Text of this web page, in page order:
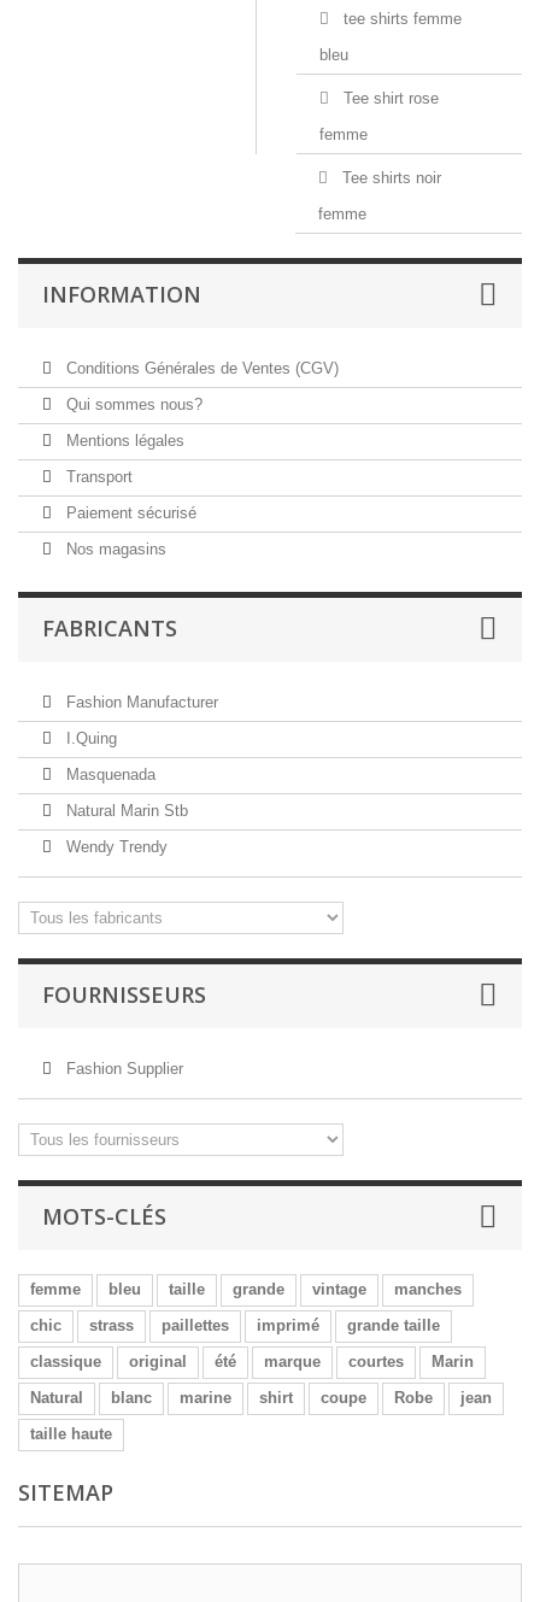
tee shirts femme
bleu
Tee shirt rose
femme
Tee shirts noir
femme
INFORMATION
Conditions Générales de Ventes (CGV)
Qui sommes nous?
Mentions légales
Transport
Paiement sécurisé
Nos magasins
FABRICANTS
Fashion Manufacturer
I.Quing
Masquenada
Natural Marin Stb
Wendy Trendy
FOURNISSEURS
Fashion Supplier
MOTS-CLÉS
femme bleu taille grande vintage
manches
chic
strass paillettes imprimé
grande taille
classique
original été marque courtes
Marin
Natural
blanc marine shirt coupe Robe
jean
taille haute
SITEMAP